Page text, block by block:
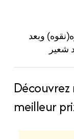
وبعد
شعير
Découvrez
meilleur